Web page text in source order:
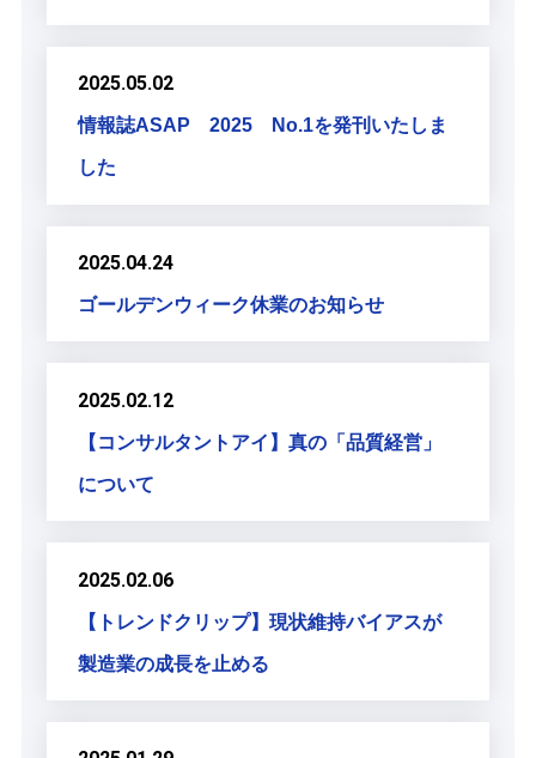
2025.05.02
情報誌ASAP 2025 No.1を発刊いたしま
した
2025.04.24
ゴールデンウィーク休業のお知らせ
2025.02.12
【コンサルタントアイ】真の「品質経営」
について
2025.02.06
【トレンドクリップ】現状維持バイアスが
製造業の成長を止める